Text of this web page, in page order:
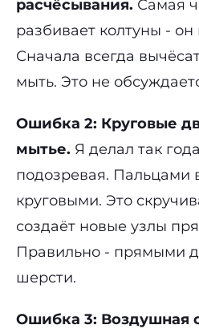
расчёсывания. Самая
разбивает колтуны - он
Сначала всегда
мыть. Это не
Ошибка 2: Круговые
мытье. Я делал так
подозревая. Пальцами
круговыми. Это
создаёт новые узлы
Правильно - прямыми
шерсти.
Ошибка 3: Воздушная